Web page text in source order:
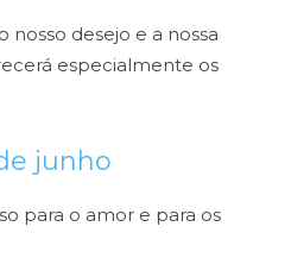
nosso desejo e a nossa
especialmente os
junho
para o amor e para os